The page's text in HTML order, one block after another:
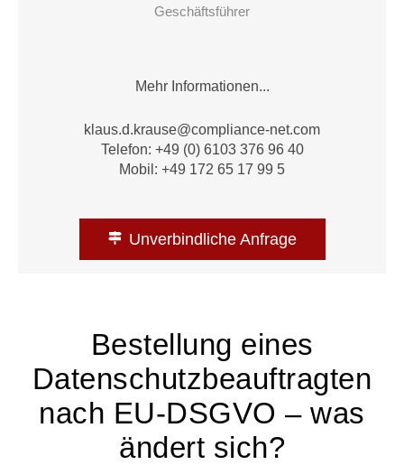
Geschäftsführer
Mehr Informationen...
moc.t
en-ec
nailp
moc@e
suark
.d.su
alk
Telefon: +49 (0) 6103 376 96 40
Mobil: +49 172 65 17 99 5
Unverbindliche Anfrage
Bestellung eines
Datenschutzbeauftragten
nach EU-DSGVO – was
ändert sich?